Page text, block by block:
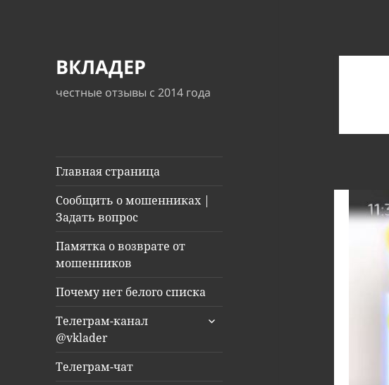
ВКЛАДЕР
честные отзывы с 2014 года
Главная страница
Сообщить о мошенниках |
Задать вопрос
Памятка о возврате от
мошенников
Почему нет белого списка
Телеграм-канал
@vklader
раскрыть
Телеграм-чат